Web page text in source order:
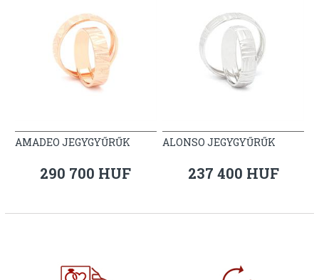
AMADEO JEGYGYŰRŰK
290 700 HUF
ALONSO JEGYGYŰRŰK
237 400 HUF